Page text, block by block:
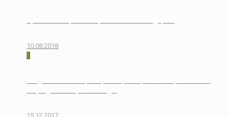
10.08.2018
0
15.12.2017